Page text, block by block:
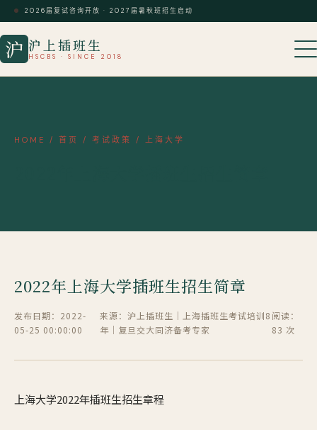
2026届复试咨询开放 · 2027届暑秋班招生启动
沪 沪上插班生
HSCBS · SINCE 2018
HOME / 首页 / 考试政策 / 上海大学
2022年上海大学插班生招生简章
发布日期：2022-
05-25 00:00:00
来源：沪上插班生｜上海插班生考试培训8
年｜复旦交大同济备考专家
阅读：
83 次
上海大学2022年插班生招生章程